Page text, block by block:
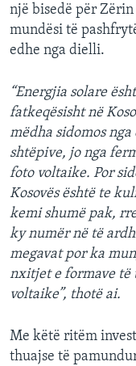
një bisedë për Zërin
mundësi të
edhe nga dielli.
“Energjia solare
fatkeqësisht në
mëdha sidomos
shtëpive, jo nga
foto voltaike. Por
Kosovës është te
kemi shumë pak,
ky numër në të
megavat por ka
nxitjet e formave të
voltaike”, thotë ai.
Me këtë ritëm
thuajse të